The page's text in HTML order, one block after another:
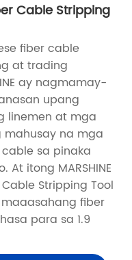
Cable Stripping
fiber cable
at trading
ay nagmamay-
upang
linemen at mga
na mga
sa pinaka
itong MARSHINE
Stripping Tool
fiber
para sa 1.9